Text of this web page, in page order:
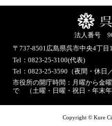
法人番号
〒737-8501広島県呉市中央4丁目
Tel：0823-25-3100(代表)
Tel：0823-25-3590（夜間・休日
市役所の開庁時間：月曜から金
で （土曜・日曜・祝日・年末年
Copyright © Kure